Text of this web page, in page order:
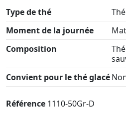
Type de thé
Moment de la journée
Composition
Convient pour le thé glacé
Référence 1110-50Gr-D